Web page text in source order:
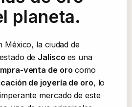
planeta.
México, la ciudad de
de Jalisco es una
venta de oro como
de joyería de oro, lo
mercado de este